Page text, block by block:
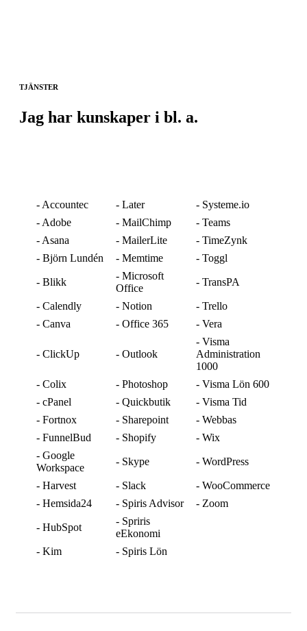
TJÄNSTER
Jag har kunskaper i bl. a.
- Accountec - Later
- Systeme.io
- Adobe
- MailChimp
- Teams
- Asana
- MailerLite
- TimeZynk
- Björn Lundén
- Memtime - Toggl
- Blikk
- Microsoft
Office
- TransPA
- Calendly - Notion
- Trello
- Canva
- Office 365 - Vera
- ClickUp - Outlook
- Visma
Administration
1000
- Colix
- Photoshop
- Visma Lön 600
- cPanel
- Quickbutik
- Visma Tid
- Fortnox
- Sharepoint
- Webbas
- FunnelBud
- Shopify
- Wix
- Google
Workspace
- Skype - WordPress
- Harvest - Slack
- WooCommerce
- Hemsida24
- Spiris Advisor - Zoom
- HubSpot
- Spriris
eEkonomi
- Kim
- Spiris Lön